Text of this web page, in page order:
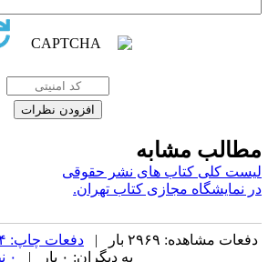
مشابه
کلی کتاب های نشر حقوقی
نمایشگاه مجازی کتاب تهران.
دفعات مشاهده: ۲۹۶۹ بار | دفعات چاپ: ۵۲۴ بار
به دیگران: ۰ بار |